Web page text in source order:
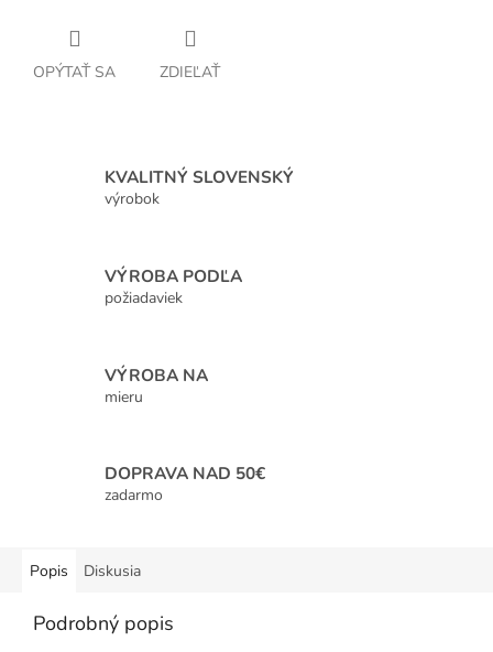
OPÝTAŤ SA ZDIEĽAŤ
KVALITNÝ SLOVENSKÝ
výrobok
VÝROBA PODĽA
požiadaviek
VÝROBA NA
mieru
DOPRAVA NAD 50€
zadarmo
Popis Diskusia
Podrobný popis